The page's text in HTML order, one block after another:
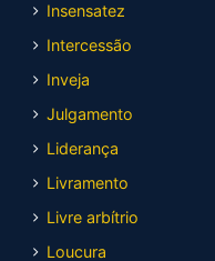
Insensatez
Intercessão
Inveja
Julgamento
Liderança
Livramento
Livre arbítrio
Loucura